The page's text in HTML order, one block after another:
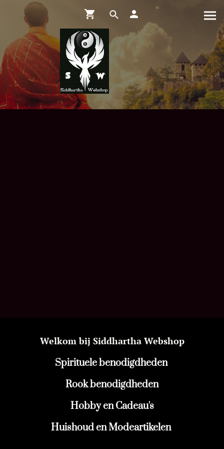
Welkom bij Siddhartha Webshop
Spirituele benodigdheden
Rook benodigdheden
Hobby en Cadeau's
Huishoud en Modeartikelen